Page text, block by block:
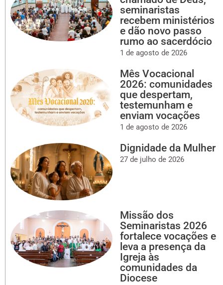
seminaristas
recebem ministérios
e dão novo passo
rumo ao sacerdócio
1 de agosto de 2026
Mês Vocacional
2026: comunidades
que despertam,
testemunham e
enviam vocações
1 de agosto de 2026
Dignidade da Mulher
27 de julho de 2026
Missão dos
Seminaristas 2026
fortalece vocações e
leva a presença da
Igreja às
comunidades da
Diocese